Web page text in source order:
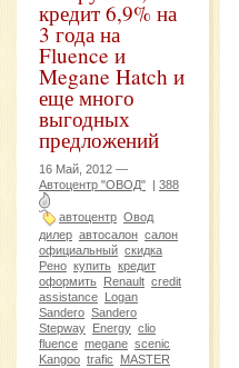
кредит 6,9% на
3 года на
Fluence и
Megane Hatch и
еще много
выгодных
предложений
16 Май, 2012 —
Автоцентр "ОВОД" | 388
автоцентр Овод
дилер автосалон салон
официальный скидка
Рено купить кредит
оформить Renault credit
assistance Logan
Sandero Sandero
Stepway Energy clio
fluence megane scenic
Kangoo trafic MASTER